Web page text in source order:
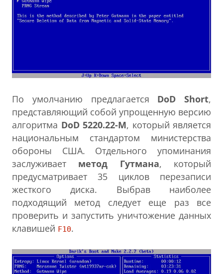
По умолчанию предлагается DoD Short,
представляющий собой упрощенную версию
алгоритма DoD 5220.22-M, который является
национальным стандартом министерства
обороны США. Отдельного упоминания
заслуживает метод Гутмана, который
предусматривает 35 циклов перезаписи
жесткого диска. Выбрав наиболее
подходящий метод следует еще раз все
проверить и запустить уничтожение данных
клавишей F10.